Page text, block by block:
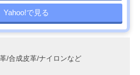
Yahoo!で見る
/合成皮革/ナイロンなど